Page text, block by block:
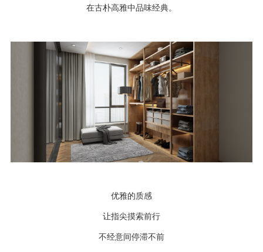
在古朴高雅中品味经典。
优雅的质感
让指尖摸索前行
不经意间停滞不前